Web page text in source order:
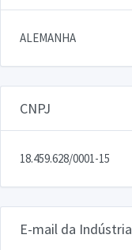
ALEMANHA
CNPJ
18.459.628/0001-15
E-mail da Indústria